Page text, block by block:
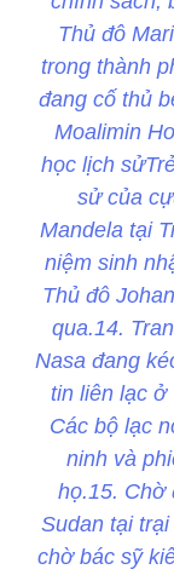
Thủ đô
trong thành
đang cố thủ
Moalimin
học lịch
sử của
Mandela tại
niệm sinh
Thủ đô
qua.14.
Nasa đang
tin liên lạc ở
Các bộ lạc
ninh và
họ.15. Chờ
Sudan tại
chờ bác sỹ